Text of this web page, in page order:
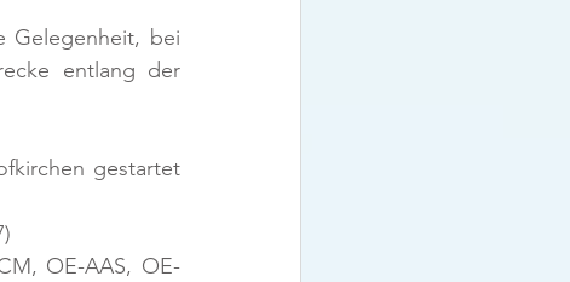
Gelegenheit, bei
entlang der
gestartet
OE-AAS, OE-